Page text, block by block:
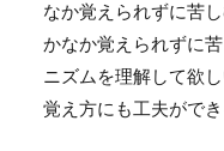
なか覚えられずに苦
かなか覚えられずに
ニズムを理解して欲
覚え方にも工夫がで